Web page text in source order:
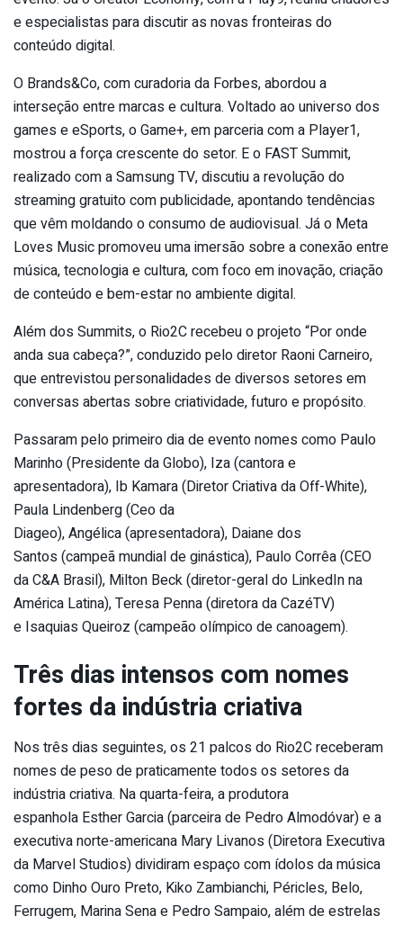
e especialistas para discutir as novas fronteiras do
conteúdo digital.
O Brands&Co, com curadoria da Forbes, abordou a
interseção entre marcas e cultura. Voltado ao universo dos
games e eSports, o Game+, em parceria com a Player1,
mostrou a força crescente do setor. E o FAST Summit,
realizado com a Samsung TV, discutiu a revolução do
streaming gratuito com publicidade, apontando tendências
que vêm moldando o consumo de audiovisual. Já o Meta
Loves Music promoveu uma imersão sobre a conexão entre
música, tecnologia e cultura, com foco em inovação, criação
de conteúdo e bem-estar no ambiente digital.
Além dos Summits, o Rio2C recebeu o projeto “Por onde
anda sua cabeça?”, conduzido pelo diretor Raoni Carneiro,
que entrevistou personalidades de diversos setores em
conversas abertas sobre criatividade, futuro e propósito.
Passaram pelo primeiro dia de evento nomes como Paulo
Marinho (Presidente da Globo), Iza (cantora e
apresentadora), Ib Kamara (Diretor Criativa da Off-White),
Paula Lindenberg (Ceo da
Diageo), Angélica (apresentadora), Daiane dos
Santos (campeã mundial de ginástica), Paulo Corrêa (CEO
da C&A Brasil), Milton Beck (diretor-geral do LinkedIn na
América Latina), Teresa Penna (diretora da CazéTV)
e Isaquias Queiroz (campeão olímpico de canoagem).
Três dias intensos com nomes
fortes da indústria criativa
Nos três dias seguintes, os 21 palcos do Rio2C receberam
nomes de peso de praticamente todos os setores da
indústria criativa. Na quarta-feira, a produtora
espanhola Esther Garcia (parceira de Pedro Almodóvar) e a
executiva norte-americana Mary Livanos (Diretora Executiva
da Marvel Studios) dividiram espaço com ídolos da música
como Dinho Ouro Preto, Kiko Zambianchi, Péricles, Belo,
Ferrugem, Marina Sena e Pedro Sampaio, além de estrelas